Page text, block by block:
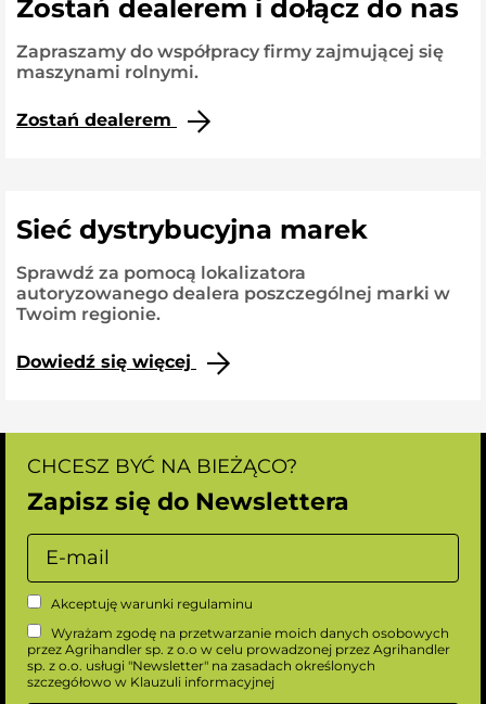
Zostań dealerem i dołącz do nas
Zapraszamy do współpracy firmy zajmującej się
maszynami rolnymi.
Zostań dealerem
Sieć dystrybucyjna marek
Sprawdź za pomocą lokalizatora
autoryzowanego dealera poszczególnej marki w
Twoim regionie.
Dowiedź się więcej
CHCESZ BYĆ NA BIEŻĄCO?
Zapisz się do Newslettera
Akceptuję warunki regulaminu
Wyrażam zgodę na przetwarzanie moich danych osobowych
przez Agrihandler sp. z o.o w celu prowadzonej przez Agrihandler
sp. z o.o. usługi "Newsletter" na zasadach określonych
szczegółowo w Klauzuli informacyjnej